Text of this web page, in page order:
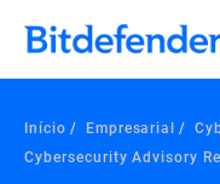
Início Empresarial
Cybersecurity Advisory